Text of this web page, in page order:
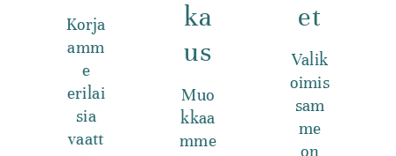
Korja
amm
e
erilai
sia
vaatt
ka
us
Muo
kkaa
mme
et
Valik
oimis
sam
me
on